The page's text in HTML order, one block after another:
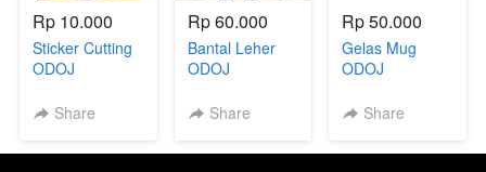
Rp 10.000
Sticker Cutting
ODOJ
Share
Rp 60.000
Bantal Leher
ODOJ
Share
Rp 50.000
Gelas Mug
ODOJ
Share